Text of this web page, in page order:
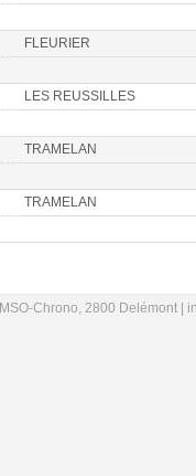
FLEURIER
LES REUSSILLES
TRAMELAN
TRAMELAN
MSO-Chrono, 2800 Delémont |